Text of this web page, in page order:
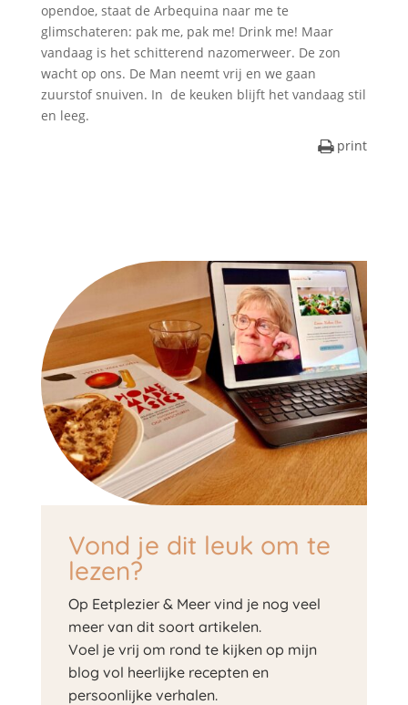
opendoe, staat de Arbequina naar me te
glimschateren: pak me, pak me! Drink me! Maar
vandaag is het schitterend nazomerweer. De zon
wacht op ons. De Man neemt vrij en we gaan
zuurstof snuiven. In de keuken blijft het vandaag stil
en leeg.
print
Vond je dit leuk om te
lezen?
Op Eetplezier & Meer vind je nog veel
meer van dit soort artikelen.
Voel je vrij om rond te kijken op mijn
blog vol heerlijke recepten en
persoonlijke verhalen.